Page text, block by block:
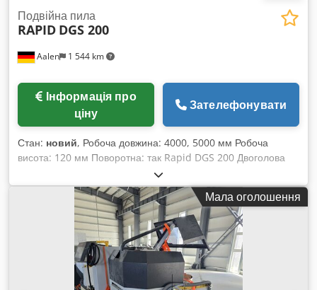
Aalen 1 544 km
Подвійна пила
RAPID DGS 200
ціну
Зателефонувати
Стан: новий, Робоча довжина: 4000, 5000 мм Робоча
висота: 120 мм Поворотна: так Rapid DGS 200 Двоголова
торцювальна пилка Dcedpfjxmk Amox Apmok ----- З
діаметром пильного диска 420 мм, ручним налаштуванням
довжини з цифровою індикацією довжини. Гарантована
ідеальна точність розміру та кута. Для цього ми
використовуємо точні та ефективні технології руху:
Напрямні з кульковими втулками для регулювання довжини,
пружинене поворотне агрегати для зручного та безпечного
налаштування кута між 45° і 90°. Налаштування довжини та
Мала оголошення